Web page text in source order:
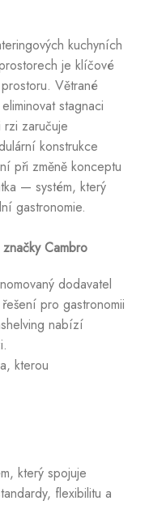
kuchyních
je klíčové
Větrané
stagnaci
rzi zaručuje
konstrukce
při změně konceptu
— systém, který
gastronomie.
Cambro
dodavatel
pro gastronomii
nabízí
kterou
který spojuje
flexibilitu a